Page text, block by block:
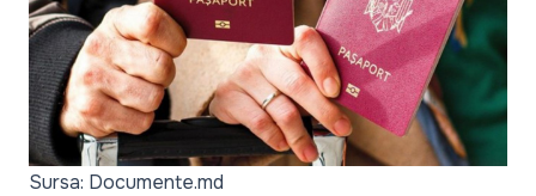
Sursa: Documente.md